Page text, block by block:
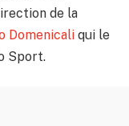
de la
Domenicali qui le
Sport.